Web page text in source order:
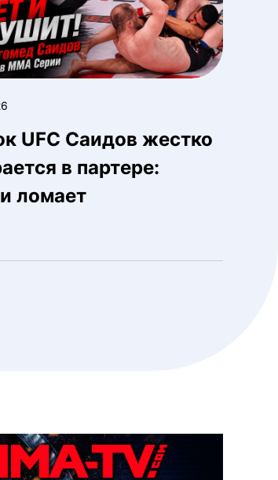
UFC Саидов жестко
в партере:
ломает